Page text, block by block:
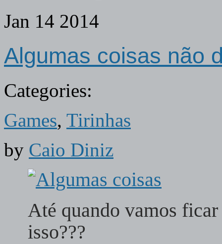
Jan 14 2014
Algumas coisas não
Categories:
Games, Tirinhas
by Caio Diniz
Até quando vamos
isso???